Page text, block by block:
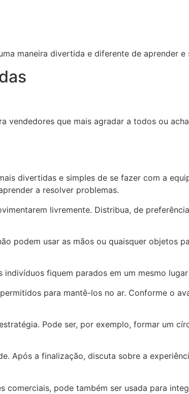
maneira divertida e diferente de aprender
vendedores que mais agradar a todos ou
divertidas e simples de se fazer com a
a resolver problemas.
livremente. Distribua, de
podem usar as mãos ou quaisquer objetos
fiquem parados em um mesmo
para mantê-los no ar. Conforme o
Pode ser, por exemplo, formar um
Após a finalização, discuta sobre a
comerciais, pode também ser usada para